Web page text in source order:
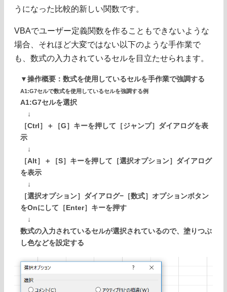
うになった比較的新しい関数です。
VBAでユーザー定義関数を作ることもできないような
場合、それほど大変ではない以下のような手作業で
も、数式の入力されているセルを目立たせられます。
▼操作概要：数式を使用しているセルを手作業で強調する
A1:G7セルで数式を使用しているセルを強調する例
A1:G7セルを選択
↓
［Ctrl］＋［G］キーを押して［ジャンプ］ダイアログを表
示
↓
［Alt］＋［S］キーを押して［選択オプション］ダイアログ
を表示
↓
［選択オプション］ダイアログ−［数式］オプションボタン
をOnにして［Enter］キーを押す
↓
数式の入力されているセルが選択されているので、塗りつぶ
し色などを設定する